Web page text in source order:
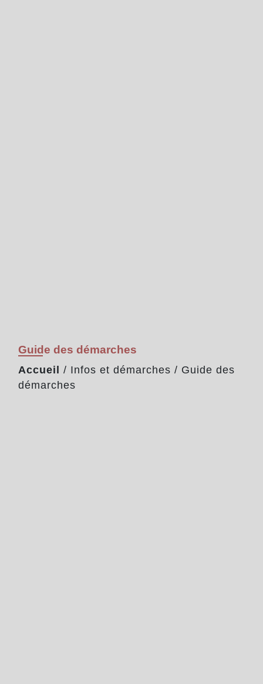
Guide des démarches
Accueil / Infos et démarches / Guide des
démarches